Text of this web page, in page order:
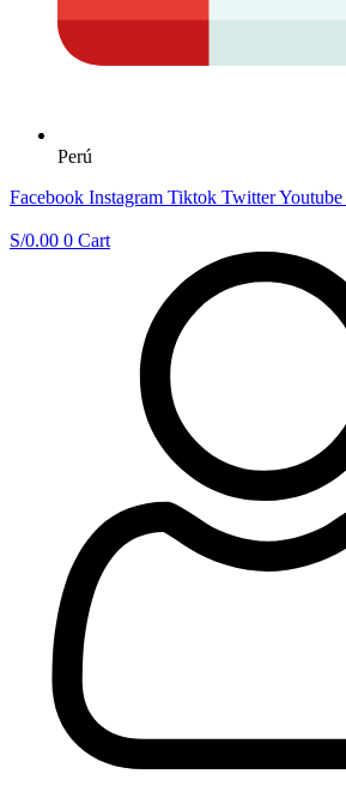
Perú
Facebook Instagram Tiktok TwitterYoutube
S/0.00 0 Cart